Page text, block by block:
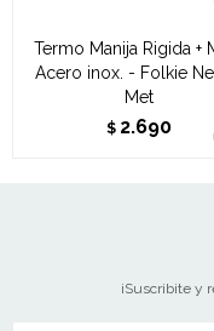
Termo Manija Rigida +
Acero inox. - Folkie
Met
$ 2.690
¡Suscribite y